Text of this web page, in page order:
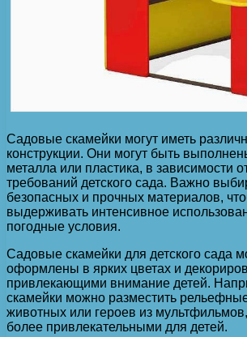
Садовые скамейки могут иметь
конструкции. Они могут быть
металла или пластика, в зависимости
требований детского сада. Важно
безопасных и прочных материалов,
выдерживать интенсивное
погодные условия.
Садовые скамейки для детского сада
оформлены в ярких цветах и
привлекающими внимание детей.
скамейки можно разместить
животных или героев из мультфильмов,
более привлекательными для детей.